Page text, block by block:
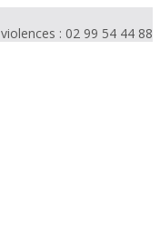
: 02 99 54 44 88